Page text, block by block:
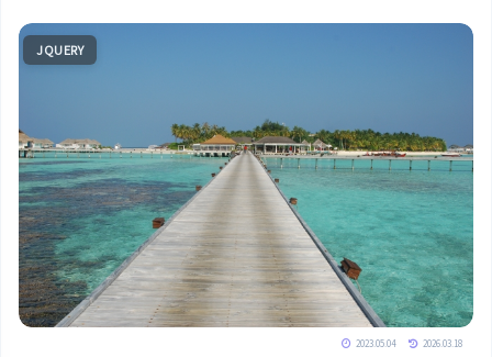
JQUERY
2023.05.04 2026.03.18